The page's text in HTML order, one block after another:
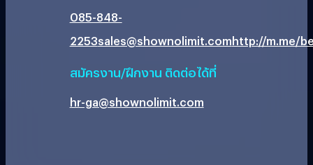
085-848-
2253sales@shownolimit.comhttp://m.me/
สมัครงาน/ฝึกงาน ติดต่อได้ที่
hr-ga@shownolimit.com